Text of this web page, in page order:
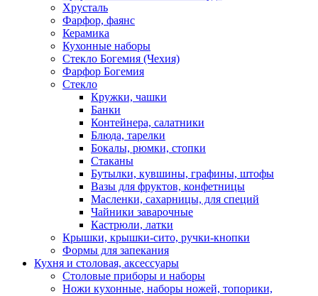
Хрусталь
Фарфор, фаянс
Керамика
Кухонные наборы
Стекло Богемия (Чехия)
Фарфор Богемия
Стекло
Кружки, чашки
Банки
Контейнера, салатники
Блюда, тарелки
Бокалы, рюмки, стопки
Стаканы
Бутылки, кувшины, графины, штофы
Вазы для фруктов, конфетницы
Масленки, сахарницы, для специй
Чайники заварочные
Кастрюли, латки
Крышки, крышки-сито, ручки-кнопки
Формы для запекания
Кухня и столовая, аксессуары
Столовые приборы и наборы
Ножи кухонные, наборы ножей, топорики,